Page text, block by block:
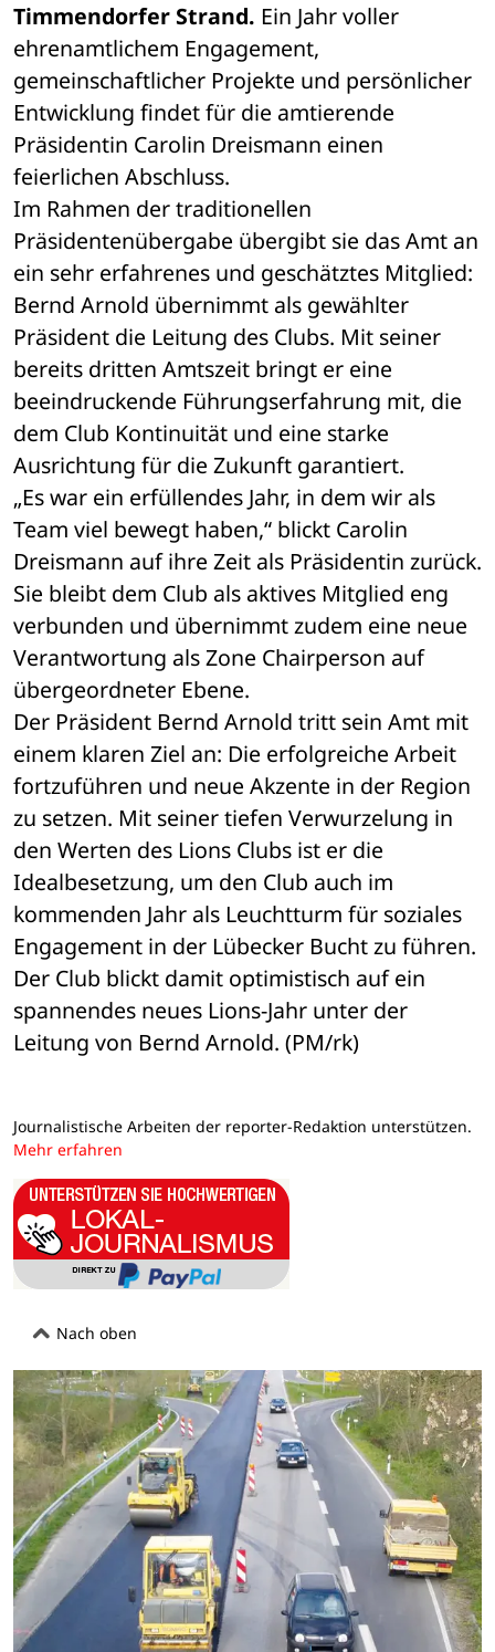
Timmendorfer Strand. Ein Jahr voller
ehrenamtlichem Engagement,
gemeinschaftlicher Projekte und persönlicher
Entwicklung findet für die amtierende
Präsidentin Carolin Dreismann einen
feierlichen Abschluss.
Im Rahmen der traditionellen
Präsidentenübergabe übergibt sie das Amt an
ein sehr erfahrenes und geschätztes Mitglied:
Bernd Arnold übernimmt als gewählter
Präsident die Leitung des Clubs. Mit seiner
bereits dritten Amtszeit bringt er eine
beeindruckende Führungserfahrung mit, die
dem Club Kontinuität und eine starke
Ausrichtung für die Zukunft garantiert.
„Es war ein erfüllendes Jahr, in dem wir als
Team viel bewegt haben,“ blickt Carolin
Dreismann auf ihre Zeit als Präsidentin zurück.
Sie bleibt dem Club als aktives Mitglied eng
verbunden und übernimmt zudem eine neue
Verantwortung als Zone Chairperson auf
übergeordneter Ebene.
Der Präsident Bernd Arnold tritt sein Amt mit
einem klaren Ziel an: Die erfolgreiche Arbeit
fortzuführen und neue Akzente in der Region
zu setzen. Mit seiner tiefen Verwurzelung in
den Werten des Lions Clubs ist er die
Idealbesetzung, um den Club auch im
kommenden Jahr als Leuchtturm für soziales
Engagement in der Lübecker Bucht zu führen.
Der Club blickt damit optimistisch auf ein
spannendes neues Lions-Jahr unter der
Leitung von Bernd Arnold. (PM/rk)
Journalistische Arbeiten der reporter-Redaktion unterstützen.
Mehr erfahren
Nach oben